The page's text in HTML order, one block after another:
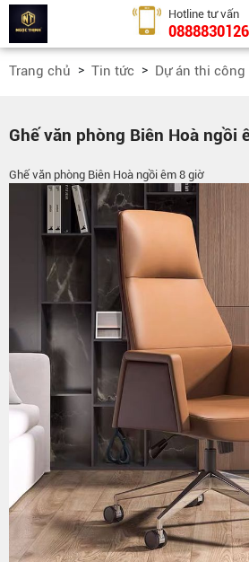
Hotline tư vấn
0888830126
Trang chủ Tin tức Dự án thi công
Ghế văn phòng Biên Hoà ngồi
Ghế văn phòng Biên Hoà ngồi êm 8 giờ